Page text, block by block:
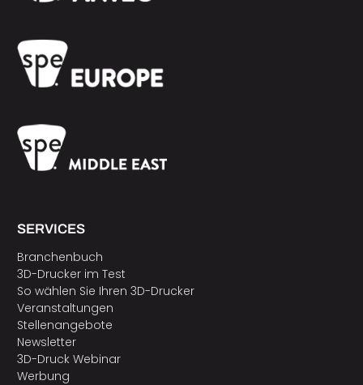
SERVICES
Branchenbuch
3D-Drucker im Test
So wählen Sie Ihren 3D-Drucker
Veranstaltungen
Stellenangebote
Newsletter
3D-Druck Webinar
Werbung